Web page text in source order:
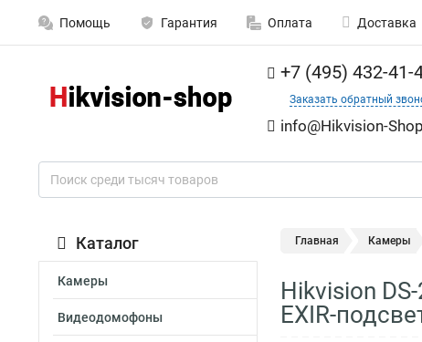
Помощь Гарантия Оплата Доставка
+7 (495) 432-41-
Заказать обратный
info@Hikvision-
Каталог
Камеры
Видеодомофоны
Главная Камеры
Hikvision
EXIR-